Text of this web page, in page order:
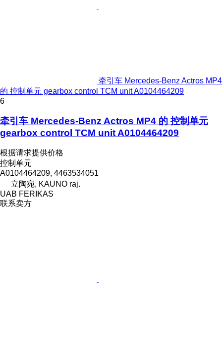
牵引车 Mercedes-Benz Actros MP4
的 控制单元 gearbox control TCM unit A0104464209
6
牵引车 Mercedes-Benz Actros MP4 的 控制单元
gearbox control TCM unit A0104464209
根据请求提供价格
控制单元
A0104464209, 4463534051
立陶宛, KAUNO raj.
UAB FERIKAS
联系卖方